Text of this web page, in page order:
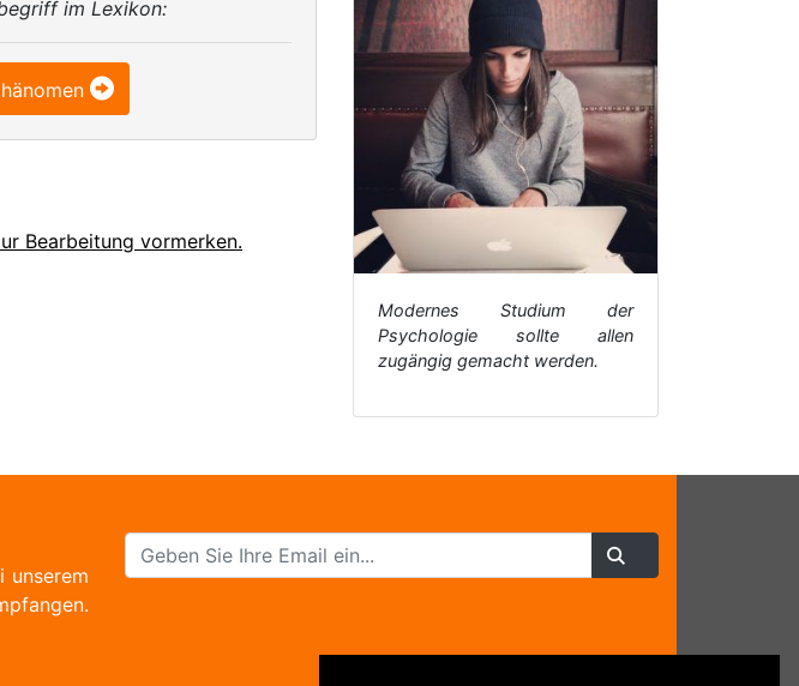
im Lexikon:
Bearbeitung vormerken.
Modernes Studium der
Psychologie sollte allen
zugängig gemacht werden.
unserem